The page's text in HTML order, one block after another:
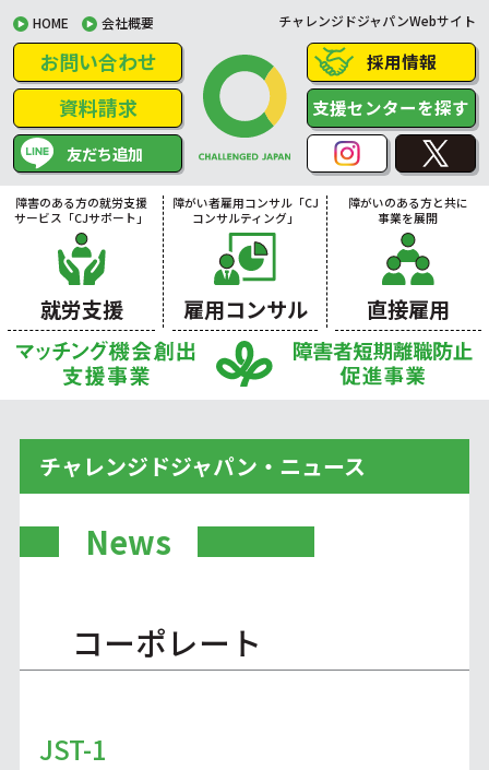
HOME 会社概要 チャレンジドジャパンWebサイト
お問い合わせ
資料請求
友だち追加
採用情報
支援センターを探す
障害のある方の就労支援
サービス「CJサポート」
就労支援
障がい者雇用コンサル「CJ
コンサルティング」
雇用コンサル
障がいのある方と共に
事業を展開
直接雇用
チャレンジドジャパン・ニュース
News
コーポレート
JST-1